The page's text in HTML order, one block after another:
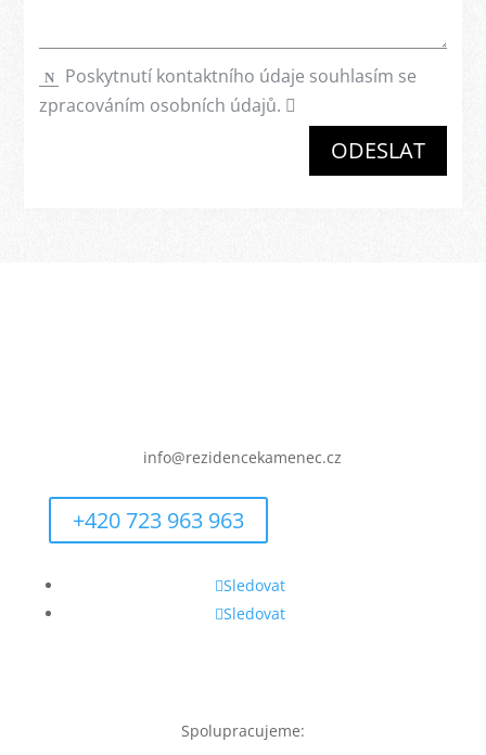
Poskytnutí kontaktního údaje souhlasím se
zpracováním osobních údajů.
ODESLAT
info@rezidencekamenec.cz
+420 723 963 963
Sledovat
Sledovat
Spolupracujeme: